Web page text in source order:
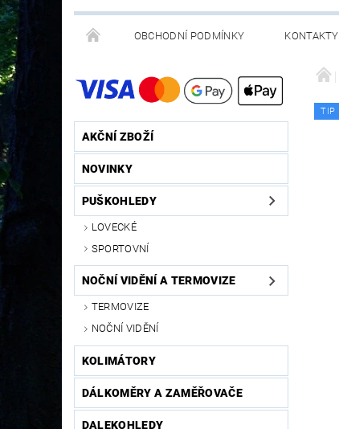
OBCHODNÍ PODMÍNKY KONTAKTY
RECYKLACE ELEKTROODPADU A BATERIÍ
AKČNÍ ZBOŽÍ
NOVINKY
PUŠKOHLEDY
LOVECKÉ
SPORTOVNÍ
NOČNÍ VIDĚNÍ A TERMOVIZE
TERMOVIZE
NOČNÍ VIDĚNÍ
KOLIMÁTORY
DÁLKOMĚRY A ZAMĚŘOVAČE
DALEKOHLEDY
TIP